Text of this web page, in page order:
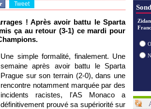
Tweet
! Après avoir battu le Sparta
ça au retour (3-1) ce mardi pour
Une simple formalité, finalement. Une
semaine après avoir battu le Sparta
Prague sur son terrain (2-0), dans une
rencontre notamment marquée par des
incidents racistes, l'AS Monaco a
définitivement prouvé sa supériorité sur